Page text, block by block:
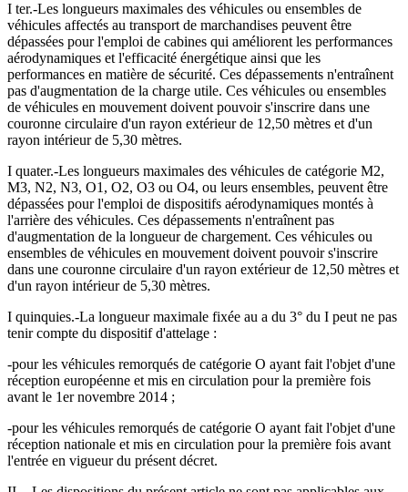
I ter.-Les longueurs maximales des véhicules ou ensembles de
véhicules affectés au transport de marchandises peuvent être
dépassées pour l'emploi de cabines qui améliorent les performances
aérodynamiques et l'efficacité énergétique ainsi que les
performances en matière de sécurité. Ces dépassements n'entraînent
pas d'augmentation de la charge utile. Ces véhicules ou ensembles
de véhicules en mouvement doivent pouvoir s'inscrire dans une
couronne circulaire d'un rayon extérieur de 12,50 mètres et d'un
rayon intérieur de 5,30 mètres.
I quater.-Les longueurs maximales des véhicules de catégorie M2,
M3, N2, N3, O1, O2, O3 ou O4, ou leurs ensembles, peuvent être
dépassées pour l'emploi de dispositifs aérodynamiques montés à
l'arrière des véhicules. Ces dépassements n'entraînent pas
d'augmentation de la longueur de chargement. Ces véhicules ou
ensembles de véhicules en mouvement doivent pouvoir s'inscrire
dans une couronne circulaire d'un rayon extérieur de 12,50 mètres et
d'un rayon intérieur de 5,30 mètres.
I quinquies.-La longueur maximale fixée au a du 3° du I peut ne pas
tenir compte du dispositif d'attelage :
-pour les véhicules remorqués de catégorie O ayant fait l'objet d'une
réception européenne et mis en circulation pour la première fois
avant le 1er novembre 2014 ;
-pour les véhicules remorqués de catégorie O ayant fait l'objet d'une
réception nationale et mis en circulation pour la première fois avant
l'entrée en vigueur du présent décret.